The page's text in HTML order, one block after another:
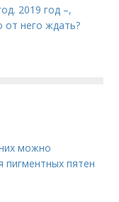
2019 год –,
от него ждать?
можно
пигментных пятен